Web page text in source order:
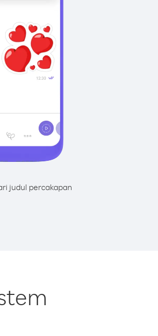
judul percakapan